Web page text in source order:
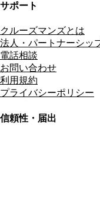
サポート
クルーズマンズとは
法人・パートナーシッ
電話相談
お問い合わせ
利用規約
プライバシーポリシー
信頼性・届出